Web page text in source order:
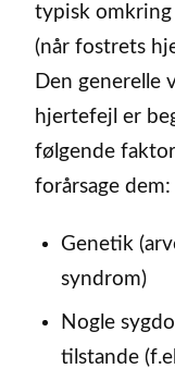
typisk omkring
(når fostrets
Den generelle
hjertefejl er
følgende
forårsage dem:
Genetik
syndrom)
Nogle
tilstande